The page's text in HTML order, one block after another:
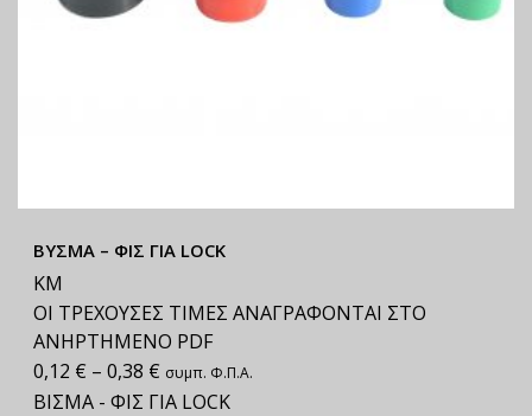
ΒΥΣΜΑ – ΦΙΣ ΓΙΑ LOCK
ΚΜ
ΟΙ ΤΡΕΧΟΥΣΕΣ ΤΙΜΕΣ ΑΝΑΓΡΑΦΟΝΤΑΙ ΣΤΟ
ΑΝΗΡΤΗΜΕΝΟ PDF
0,12 € – 0,38 € συμπ. Φ.Π.Α.
ΒΙΣΜΑ - ΦΙΣ ΓΙΑ LOCK